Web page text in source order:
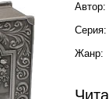
Автор:
Серия:
Жанр: